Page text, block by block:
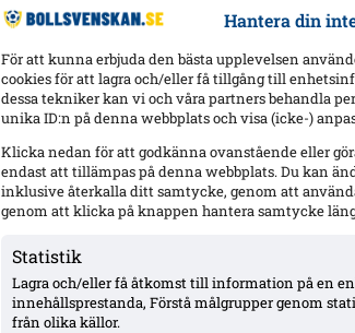
Hantera din
För att kunna erbjuda den bästa upplevelsen
cookies för att lagra och/eller få tillgång till
dessa tekniker kan vi och våra partners behandla
unika ID:n på denna webbplats och visa (icke-)
Klicka nedan för att godkänna ovanstående eller
endast att tillämpas på denna webbplats. Du kan
inklusive återkalla ditt samtycke, genom att
genom att klicka på knappen hantera samtycke
Statistik
Lagra och/eller få åtkomst till information på en
innehållsprestanda, Förstå målgrupper genom
från olika källor.